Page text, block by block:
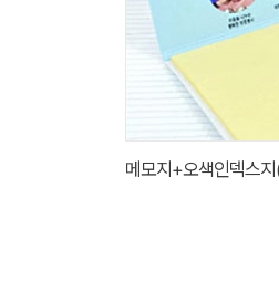
메모지+오색인덱스